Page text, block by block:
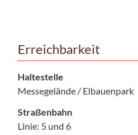
Erreichbarkeit
Haltestelle
Messegelände / Elbauenpark
Straßenbahn
Linie: 5 und 6